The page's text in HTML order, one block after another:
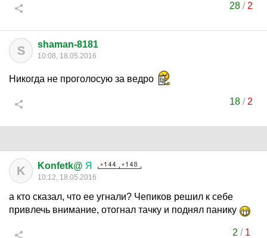
28 / 2
S shaman-8181
10:08, 18.05.2016
Никогда не проголосую за ведро
18 / 2
K Konfetk@ Я
10:12, 18.05.2016
а кто сказал, что ее угнали? Чепиков решил к себе
привлечь внимание, отогнал тачку и поднял панику
2 / 1